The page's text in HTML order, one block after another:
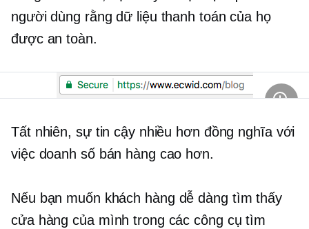
người dùng rằng dữ liệu thanh toán của họ
được an toàn.
Tất nhiên, sự tin cậy nhiều hơn đồng nghĩa với
việc doanh số bán hàng cao hơn.
Nếu bạn muốn khách hàng dễ dàng tìm thấy
cửa hàng của mình trong các công cụ tìm